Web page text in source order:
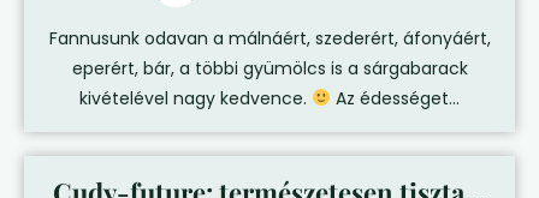
Fannusunk odavan a málnáért, szederért, áfonyáért,
eperért, bár, a többi gyümölcs is a sárgabarack
kivételével nagy kedvence.
Az édességet...